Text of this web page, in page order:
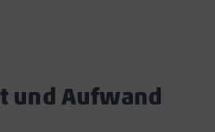
und Aufwand